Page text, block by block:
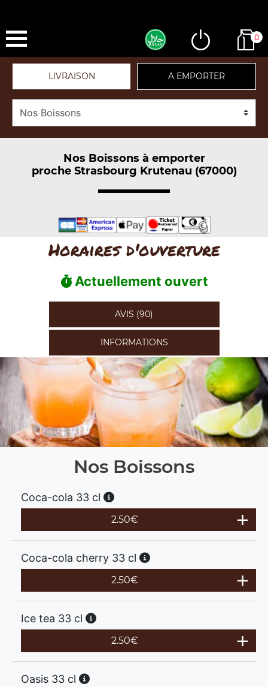
0
LIVRAISON A EMPORTER
Nos Boissons à emporter
proche Strasbourg Krutenau (67000)
Horaires d'ouverture
Actuellement ouvert
AVIS (90)
INFORMATIONS
Nos Boissons
Coca-cola 33 cl
2.50€
Coca-cola cherry 33 cl
2.50€
Ice tea 33 cl
2.50€
Oasis 33 cl